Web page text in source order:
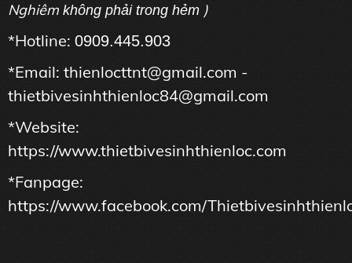
Nghiêm không phải trong hẻm )
*Hotline: 0909.445.903
*Email: thienlocttnt@gmail.com -
thietbivesinhthienloc84@gmail.com
*Website:
https://www.thietbivesinhthienloc.com
*Fanpage:
https://www.facebook.com/